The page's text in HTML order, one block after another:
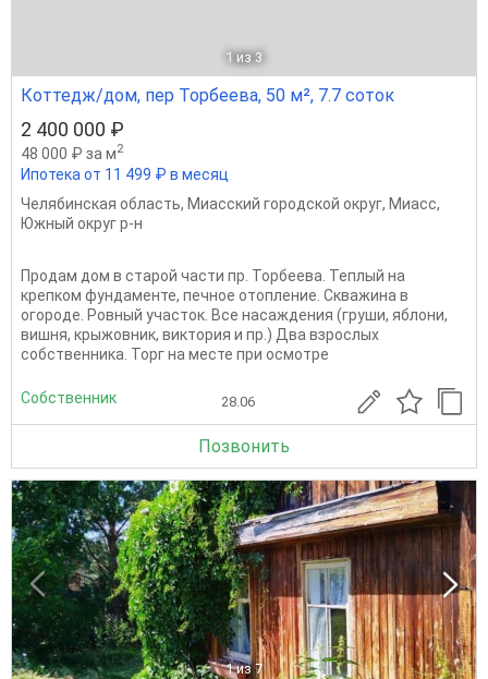
1 из 3
Коттедж/дом, пер Торбеева, 50 м², 7.7 соток
2 400 000 ₽
48 000 ₽ за м2
Ипотека от 11 499 ₽ в месяц
Челябинская область, Миасский городской округ, Миасс,
Южный округ р-н
Продам дом в старой части пр. Торбеева. Теплый на
крепком фундаменте, печное отопление. Скважина в
огороде. Ровный участок. Все насаждения (груши, яблони,
вишня, крыжовник, виктория и пр.) Два взрослых
собственника. Торг на месте при осмотре
Собственник 28.06
Позвонить
1 из 7